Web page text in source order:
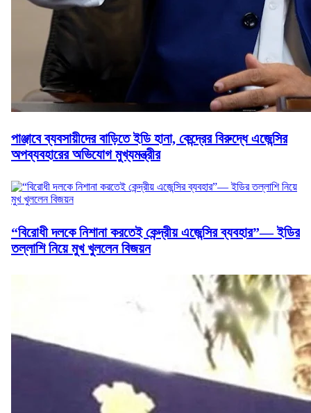
পাঞ্জাবে ব্যবসায়ীদের বাড়িতে ইডি হানা, কেন্দ্রের বিরুদ্ধে এজেন্সির
অপব্যবহারের অভিযোগ মুখ্যমন্ত্রীর
“বিরোধী দলকে নিশানা করতেই কেন্দ্রীয় এজেন্সির ব্যবহার”— ইডির
তল্লাশি নিয়ে মুখ খুললেন বিজয়ন